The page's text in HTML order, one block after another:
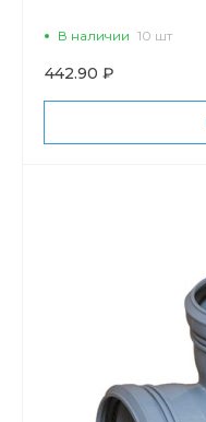
В наличии 10 шт
442.90 ₽